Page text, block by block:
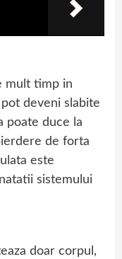
mult timp in
deveni slabite
poate duce la
de forta
este
sistemului
doar corpul,